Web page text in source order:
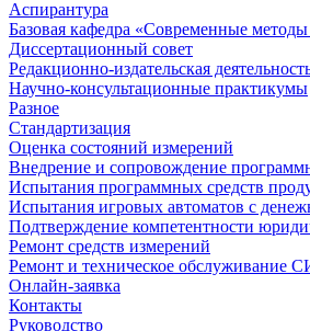
Аспирантура
Базовая кафедра «Современные
Диссертационный совет
Редакционно-издательская
Научно-консультационные практикумы
Разное
Стандартизация
Оценка состояний измерений
Внедрение и сопровождение
Испытания программных средств
Испытания игровых автоматов с
Подтверждение компетентности
Ремонт средств измерений
Ремонт и техническое обслуживание
Онлайн-заявка
Контакты
Руководство